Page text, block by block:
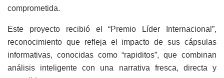
comprometida.
Este proyecto recibió el “Premio Líder Internacional”,
reconocimiento que refleja el impacto de sus cápsulas
informativas, conocidas como “rapiditos”, que combinan
análisis inteligente con una narrativa fresca, directa y